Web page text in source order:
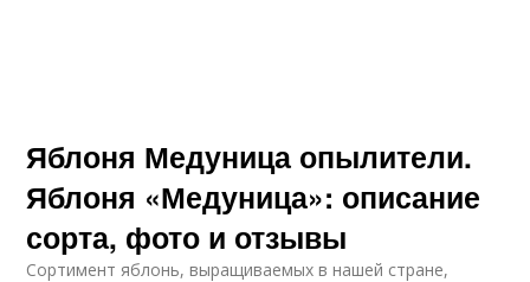
Яблоня Медуница опылители.
Яблоня «Медуница»: описание
сорта, фото и отзывы
Сортимент яблонь, выращиваемых в нашей стране,